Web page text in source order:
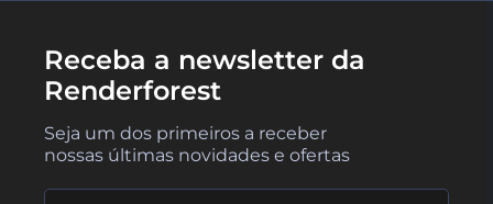
Receba a newsletter da
Renderforest
Seja um dos primeiros a receber
nossas últimas novidades e ofertas